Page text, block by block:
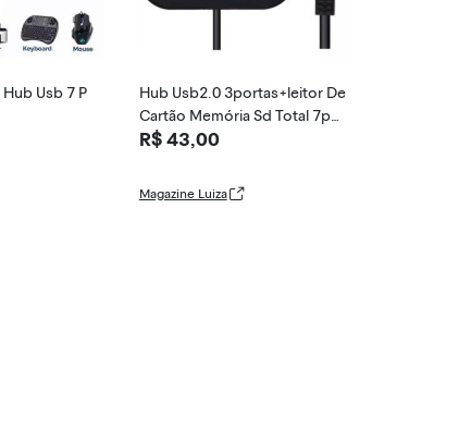
Usb 7 P
Hub Usb2.0 3portas+leitor De
Cartão Memória Sd Total 7por
tas
R$ 43,00
Magazine Luiza